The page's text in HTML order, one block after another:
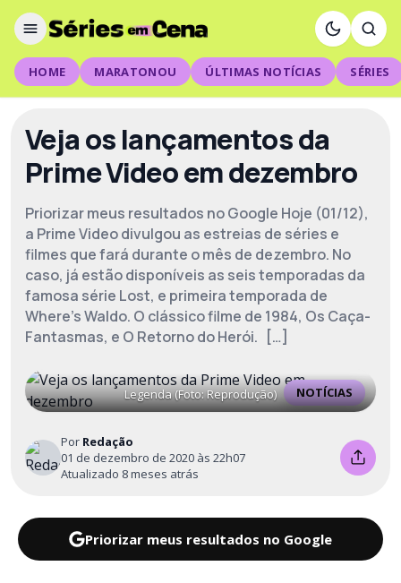
HOME MARATONOU ÚLTIMAS NOTÍCIAS SÉRIES
Veja os lançamentos da
Prime Video em dezembro
Priorizar meus resultados no Google Hoje (01/12),
a Prime Video divulgou as estreias de séries e
filmes que fará durante o mês de dezembro. No
caso, já estão disponíveis as seis temporadas da
famosa série Lost, e primeira temporada de
Where’s Waldo. O clássico filme de 1984, Os Caça-
Fantasmas, e O Retorno do Herói. […]
NOTÍCIAS
Legenda (Foto: Reprodução)
Por Redação
01 de dezembro de 2020 às 22h07
Atualizado 8 meses atrás
Priorizar meus resultados no Google